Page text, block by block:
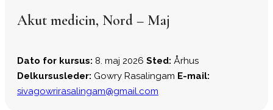
Akut medicin, Nord – Maj
Dato for kursus: 8. maj 2026 Sted: Århus
Delkursusleder: Gowry Rasalingam E-mail:
sivagowrirasalingam@gmail.com